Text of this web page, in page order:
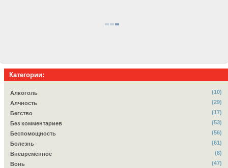
Категории:
Алкоголь
(10)
Алчность
(29)
Бегство
(17)
Без комментариев
(53)
Беспомощность
(56)
Болезнь
(61)
Вневременное
(8)
Вонь
(47)